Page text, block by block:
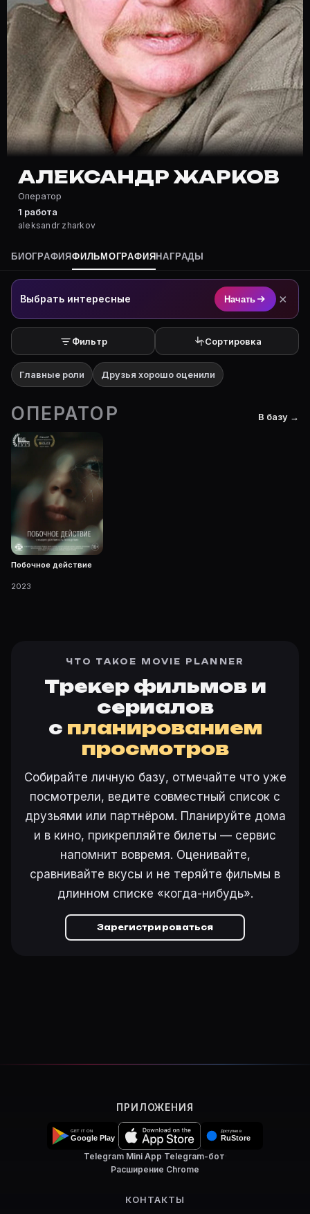
Частые вопросы о Александр
Где снимался Александр Жарков?
Фильмография Александр Жарков — на Movie
Какие фильмы снимал(а) Александр Жарков?
Полный список — на Movie Planner: https://movie-
Кто такой(ая) Александр Жарков?
Александр Жарков — Оператор. Биография и роли
Где открыть фильмографию Александр Жарков?
На Movie Planner: https://movie-planner.ru/s/7171168
АЛЕКСАНДР ЖАРКОВ
Оператор
1 работа
aleksandr zharkov
БИОГРАФИЯФИЛЬМОГРАФИЯ НАГРАДЫ
Выбрать интересные Начать ×
Фильтр Сортировка
Главные роли Друзья хорошо оценили
ОПЕРАТОР В базу →
Побочное действие
2023
ЧТО ТАКОЕ MOVIE PLANNER
Трекер фильмов и
сериалов
с планированием
просмотров
Собирайте личную базу, отмечайте что уже
посмотрели, ведите совместный список с
друзьями или партнёром. Планируйте дома
и в кино, прикрепляйте билеты — сервис
напомнит вовремя. Оценивайте,
сравнивайте вкусы и не теряйте фильмы в
длинном списке «когда-нибудь».
Зарегистрироваться
ПРИЛОЖЕНИЯ
Telegram Mini App·Telegram-бот·
Расширение Chrome
КОНТАКТЫ